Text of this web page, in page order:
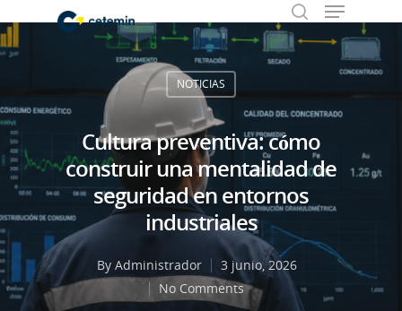
Hit enter to search or ESC to close
NOTICIAS
Cultura preventiva: cómo
construir una mentalidad de
seguridad en entornos
industriales
By Administrador
3 junio, 2026
No Comments